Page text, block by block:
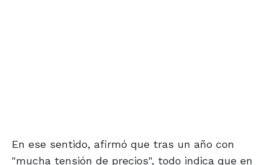
En ese sentido, afirmó que tras un año con
"mucha tensión de precios", todo indica que en